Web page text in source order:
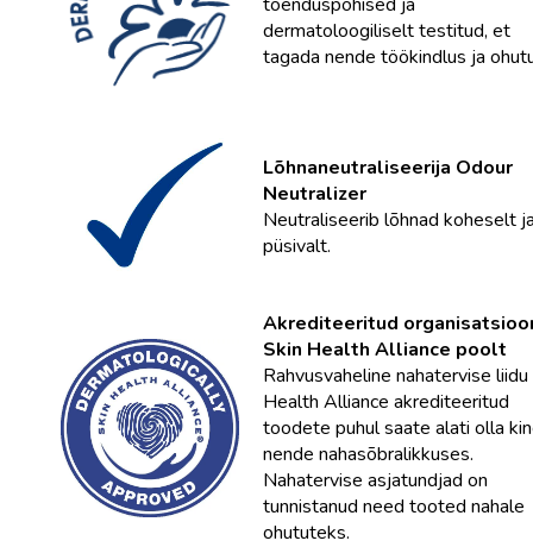
dermatoloogiliselt testitud, et
tagada nende töökindlus ja
Lõhnaneutraliseerija Odour
Neutralizer
Neutraliseerib lõhnad koheselt
püsivalt.
Akrediteeritud
Skin Health Alliance poolt
Rahvusvaheline nahatervise liidu
Health Alliance akrediteeritud
toodete puhul saate alati olla
nende nahasõbralikkuses.
Nahatervise asjatundjad on
tunnistanud need tooted nahale
ohututeks.